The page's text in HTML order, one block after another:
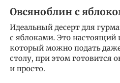
Овсяноблин с
Идеальный десерт для
с яблоками. Это настоящий
который можно подать
столу, при этом готовится
и просто.